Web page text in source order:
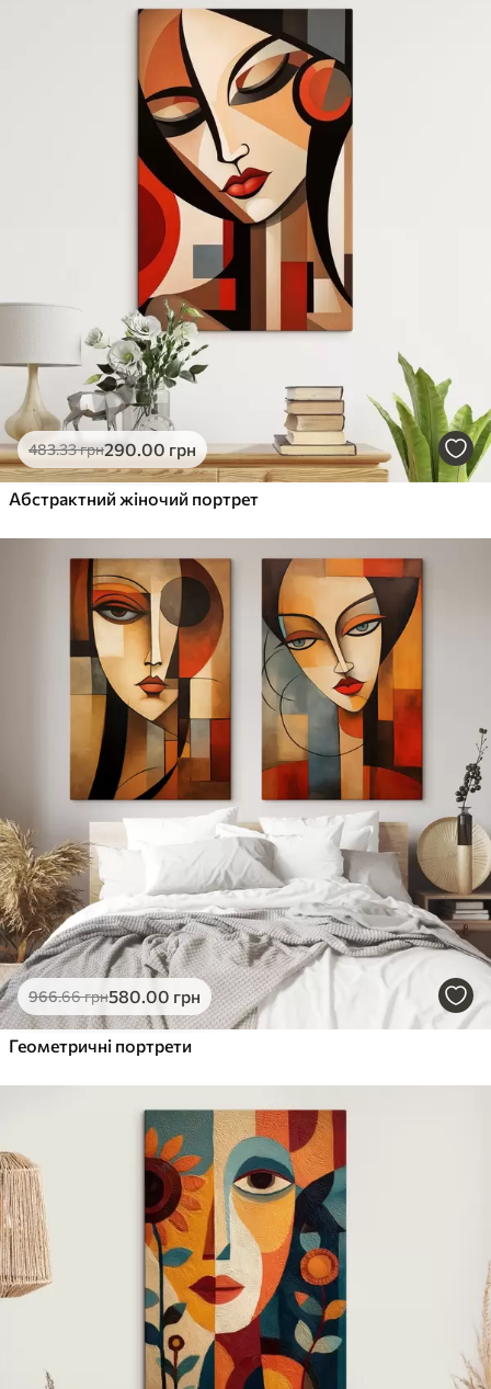
Яскраві, насичені кольори
Стійкість до вицвітання
Безпечне чорнило без запаху
Поверхня з текстурою полотна
Екологічний матеріал
Яскраві, насичені кольори
Стійкість до вицвітання
Безпечне чорнило без запаху
Поверхня з текстурою полотна
✗Екологічний матеріал
Еко-Преміум
.00грн
✓Яскраві, насичені кольори
Поверхня з текстурою полотна
Екологічний матеріал
483.33грн290.00 грн
Абстрактний жіночий портрет
966.66грн580.00 грн
Геометричні портрети